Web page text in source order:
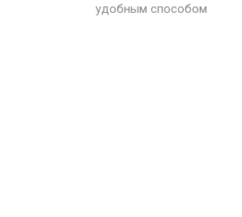
удобным способом